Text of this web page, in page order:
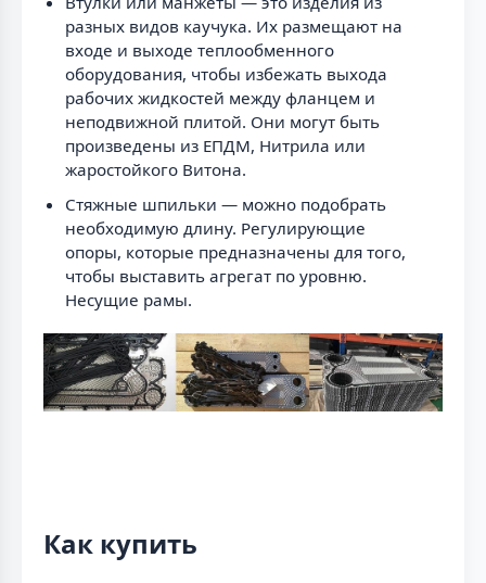
разных видов каучука. Их размещают на
входе и выходе теплообменного
оборудования, чтобы избежать выхода
рабочих жидкостей между фланцем и
неподвижной плитой. Они могут быть
произведены из ЕПДМ, Нитрила или
жаростойкого Витона.
Стяжные шпильки — можно подобрать
необходимую длину. Регулирующие
опоры, которые предназначены для того,
чтобы выставить агрегат по уровню.
Несущие рамы.
Как купить